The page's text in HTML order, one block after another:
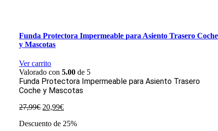
Funda Protectora Impermeable para Asiento Trasero Coche
y Mascotas
Ver carrito
Valorado con5.00 de 5
Funda Protectora Impermeable para Asiento Trasero
Coche y Mascotas
27,99€ El
original
20,99€El
actual
Descuento de 25%